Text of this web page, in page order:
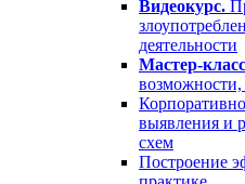
Видеокурс.
деятельности
Мастер-
выявления и
схем
Построение